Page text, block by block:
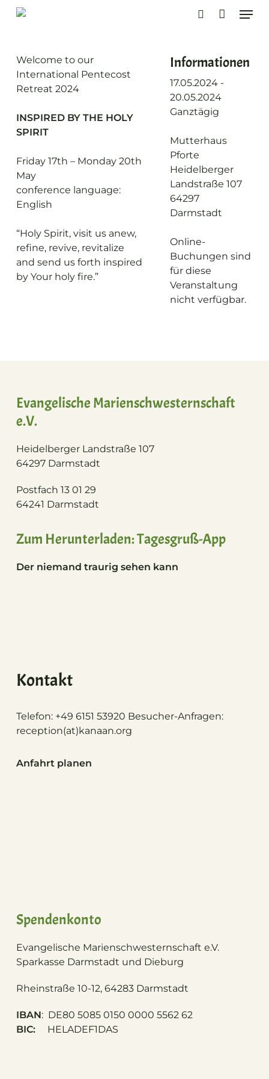
Skip
Welcome to our
International Pentecost
Retreat 2024
INSPIRED BY THE HOLY
SPIRIT
Friday 17th – Monday 20th
May
conference language:
English
“Holy Spirit, visit us anew,
refine, revive, revitalize
and send us forth inspired
by Your holy fire.”
Informationen
17.05.2024 -
20.05.2024
Ganztägig
Mutterhaus
Pforte
Heidelberger
Landstraße 107
64297
Darmstadt
Online-
Buchungen sind
für diese
Veranstaltung
nicht verfügbar.
Evangelische Marienschwesternschaft
e.V.
Heidelberger Landstraße 107
64297 Darmstadt
Postfach 13 01 29
64241 Darmstadt
Zum Herunterladen: Tagesgruß-App
Der niemand traurig sehen kann
Kontakt
Telefon: +49 6151 53920 Besucher-Anfragen:
reception(at)kanaan.org
Anfahrt planen
Spendenkonto
Evangelische Marienschwesternschaft e.V.
Sparkasse Darmstadt und Dieburg
Rheinstraße 10-12, 64283 Darmstadt
IBAN: DE80 5085 0150 0000 5562 62
BIC:HELADEF1DAS